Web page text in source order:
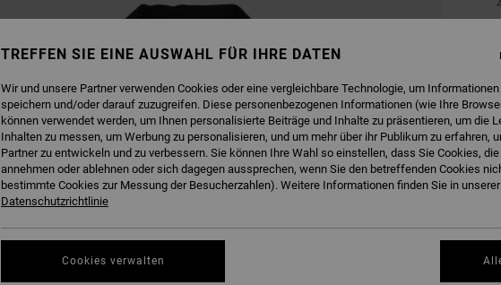
TREFFEN SIE EINE AUSWAHL FÜR IHRE DATEN
Wir und unsere Partner verwenden Cookies oder eine vergleichbare Technologie, um
speichern und/oder darauf zuzugreifen. Diese personenbezogenen Informationen (wie Ihre
können verwendet werden, um Ihnen personalisierte Beiträge und Inhalte zu präsentieren, um die
Inhalten zu messen, um Werbung zu personalisieren, und um mehr über ihr Publikum zu erfahren,
Partner zu entwickeln und zu verbessern. Sie können Ihre Wahl so einstellen, dass Sie Cookies,
annehmen oder ablehnen oder sich dagegen aussprechen, wenn Sie den betreffenden Cookies
bestimmte Cookies zur Messung der Besucherzahlen). Weitere Informationen finden Sie in
Datenschutzrichtlinie
Cookies verwalten